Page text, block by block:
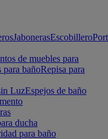
JabonerasEscobillero
de muebles para
para bañoRepisa para
LuzEspejos de baño
ducha
para baño